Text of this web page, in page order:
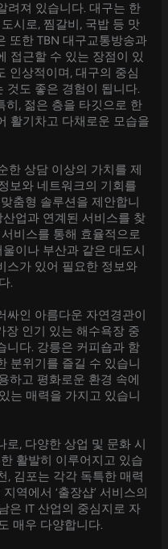
려져 있습니다. 대구는 한
시로, 찜갈비, 국밥 등 맛
또한 TBN 대구교통방송과
접근할 수 있는 장점이 있
인상적이며, 대구의 중심
것도 좋은 경험이 됩니다.
히, 젊은 층을 타깃으로 한
활기차고 다채로운 모습을
한 상담 이상의 가치를 제
보와 네트워크의 기회를
춤형 솔루션을 제안합니
업과 연계된 서비스를 찾
비스를 통해 효율적으로
이나 부산과 같은 대도시
스가 있어 필요한 정보와
.
인 아름다운 자연경관이
장 인기 있는 해수욕장 중
니다. 강릉은 커피숍과 함
분위기를 즐길 수 있습니
하고 평화로운 환경 속에
는 매력을 가지고 있습니
, 다양한 상업 및 문화 시
활발히 이루어지고 있습
, 김포는 각각 독특한 매력
역에서 ‘출장샵’ 서비스의
은 IT 산업의 중심지로 자
매우 다양합니다.